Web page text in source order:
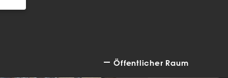
Öffentlicher Raum